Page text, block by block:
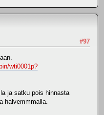
#97
wti0001p?
ja satku pois hinnasta
halvemmmalla.